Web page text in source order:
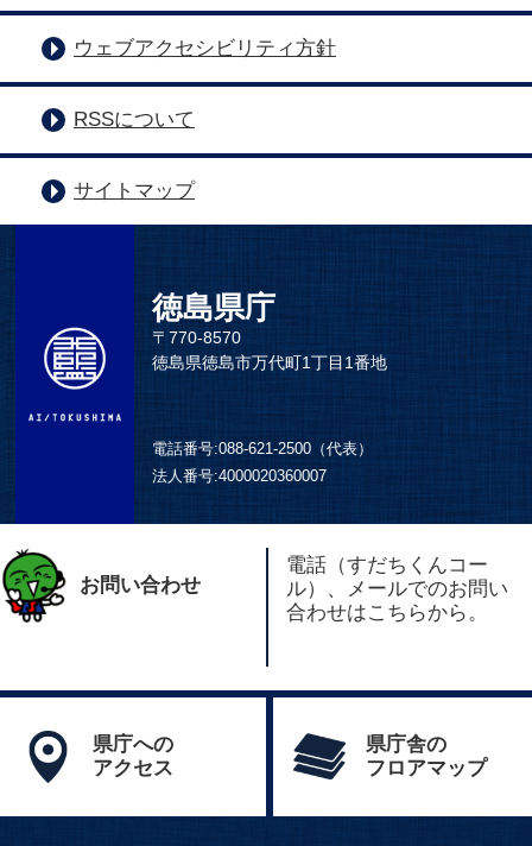
ウェブアクセシビリティ方針
RSSについて
サイトマップ
徳島県庁
〒770-8570
徳島県徳島市万代町1丁目1番地
電話番号:088-621-2500（代表）
法人番号:4000020360007
お問い合わせ
電話（すだちくんコー
ル）、メールでのお問い
合わせはこちらから。
県庁への
アクセス
県庁舎の
フロアマップ